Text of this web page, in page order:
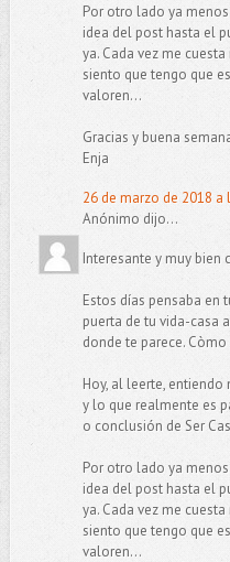
Por otro lado ya
idea del post hasta el
ya. Cada vez me
siento que tengo que
valoren...
Gracias y buena
Enja
26 de marzo de 2018 a
Anónimo dijo...
Interesante y muy bien
Estos días pensaba en
puerta de tu vida-casa
donde te parece.
Hoy, al leerte, entiendo
y lo que realmente es
o conclusión de Ser
Por otro lado ya
idea del post hasta el
ya. Cada vez me
siento que tengo que
valoren...